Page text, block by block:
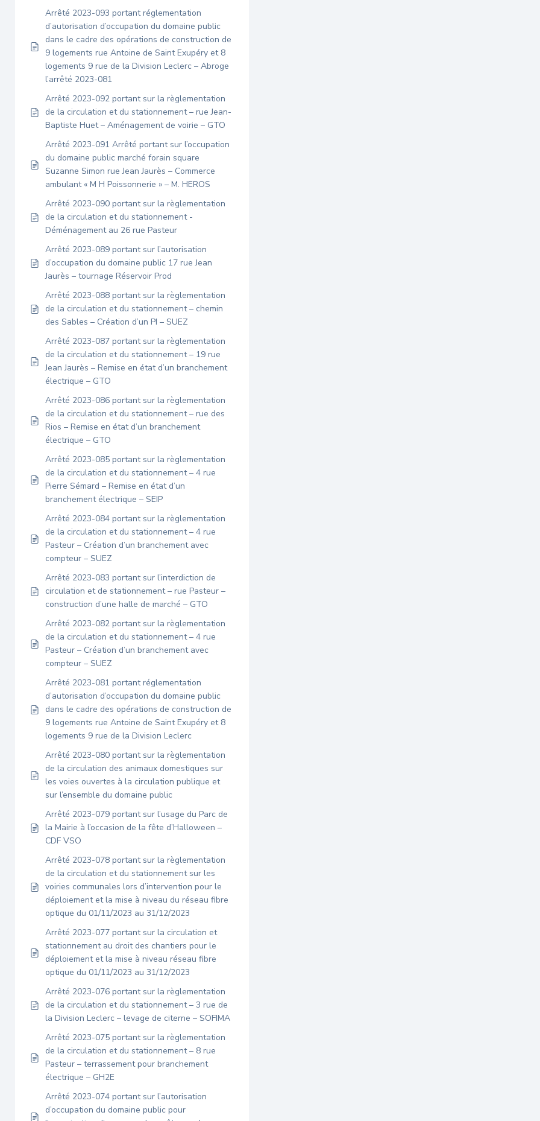
Arrêté 2023-093 portant réglementation
d’autorisation d’occupation du domaine public
dans le cadre des opérations de construction de
9 logements rue Antoine de Saint Exupéry et 8
logements 9 rue de la Division Leclerc – Abroge
l’arrêté 2023-081
Arrêté 2023-092 portant sur la règlementation
de la circulation et du stationnement – rue Jean-
Baptiste Huet – Aménagement de voirie – GTO
Arrêté 2023-091 Arrêté portant sur l’occupation
du domaine public marché forain square
Suzanne Simon rue Jean Jaurès – Commerce
ambulant « M H Poissonnerie » – M. HEROS
Arrêté 2023-090 portant sur la règlementation
de la circulation et du stationnement -
Déménagement au 26 rue Pasteur
Arrêté 2023-089 portant sur l’autorisation
d’occupation du domaine public 17 rue Jean
Jaurès – tournage Réservoir Prod
Arrêté 2023-088 portant sur la règlementation
de la circulation et du stationnement – chemin
des Sables – Création d’un PI – SUEZ
Arrêté 2023-087 portant sur la règlementation
de la circulation et du stationnement – 19 rue
Jean Jaurès – Remise en état d’un branchement
électrique – GTO
Arrêté 2023-086 portant sur la règlementation
de la circulation et du stationnement – rue des
Rios – Remise en état d’un branchement
électrique – GTO
Arrêté 2023-085 portant sur la règlementation
de la circulation et du stationnement – 4 rue
Pierre Sémard – Remise en état d’un
branchement électrique – SEIP
Arrêté 2023-084 portant sur la règlementation
de la circulation et du stationnement – 4 rue
Pasteur – Création d’un branchement avec
compteur – SUEZ
Arrêté 2023-083 portant sur l’interdiction de
circulation et de stationnement – rue Pasteur –
construction d’une halle de marché – GTO
Arrêté 2023-082 portant sur la règlementation
de la circulation et du stationnement – 4 rue
Pasteur – Création d’un branchement avec
compteur – SUEZ
Arrêté 2023-081 portant réglementation
d’autorisation d’occupation du domaine public
dans le cadre des opérations de construction de
9 logements rue Antoine de Saint Exupéry et 8
logements 9 rue de la Division Leclerc
Arrêté 2023-080 portant sur la règlementation
de la circulation des animaux domestiques sur
les voies ouvertes à la circulation publique et
sur l’ensemble du domaine public
Arrêté 2023-079 portant sur l’usage du Parc de
la Mairie à l’occasion de la fête d’Halloween –
CDF VSO
Arrêté 2023-078 portant sur la règlementation
de la circulation et du stationnement sur les
voiries communales lors d’intervention pour le
déploiement et la mise à niveau du réseau fibre
optique du 01/11/2023 au 31/12/2023
Arrêté 2023-077 portant sur la circulation et
stationnement au droit des chantiers pour le
déploiement et la mise à niveau réseau fibre
optique du 01/11/2023 au 31/12/2023
Arrêté 2023-076 portant sur la règlementation
de la circulation et du stationnement – 3 rue de
la Division Leclerc – levage de citerne – SOFIMA
Arrêté 2023-075 portant sur la règlementation
de la circulation et du stationnement – 8 rue
Pasteur – terrassement pour branchement
électrique – GH2E
Arrêté 2023-074 portant sur l’autorisation
d’occupation du domaine public pour